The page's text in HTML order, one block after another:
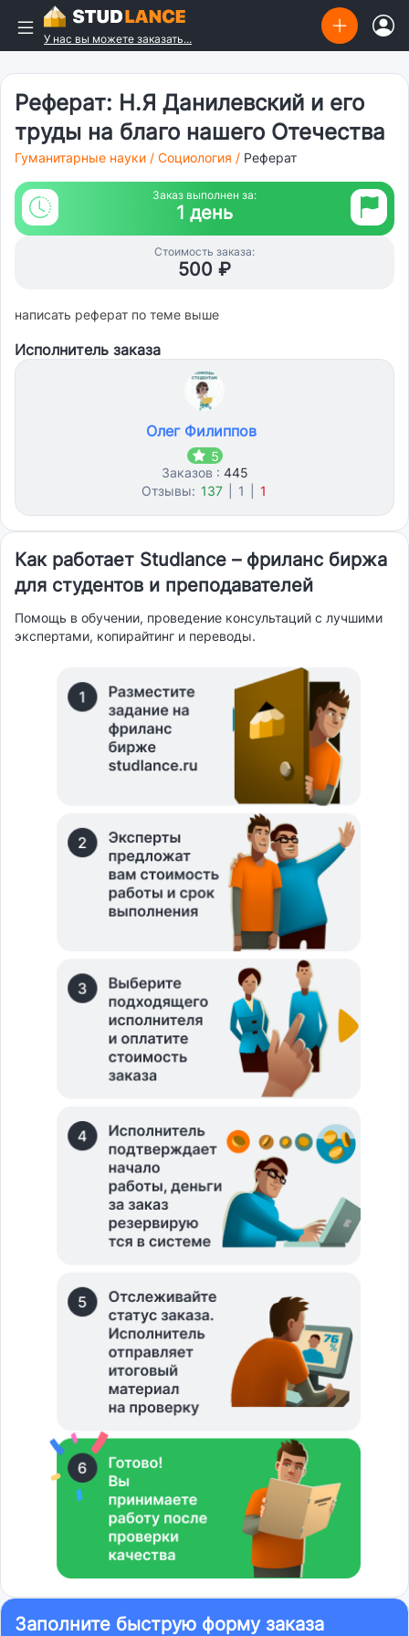
У нас вы можете заказать...
Реферат: Н.Я Данилевский и его
труды на благо нашего Отечества
Гуманитарные науки / Социология / Реферат
Заказ выполнен за:
1 день
Стоимость заказа:
500 ₽
написать реферат по теме выше
Исполнитель заказа
Олег Филиппов
5
Заказов : 445
Отзывы: 137 1 1
Как работает Studlance – фриланс биржа
для студентов и преподавателей
Помощь в обучении, проведение консультаций с лучшими
экспертами, копирайтинг и переводы.
Заполните быструю форму заказа